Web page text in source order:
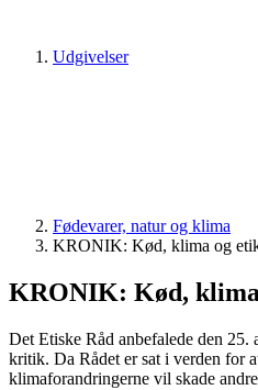
Udgivelser
Fødevarer, natur og klima
KRONIK: Kød, klima og
KRONIK: Kød,
Det Etiske Råd anbefalede den
kritik. Da Rådet er sat i verden for
klimaforandringerne vil skade